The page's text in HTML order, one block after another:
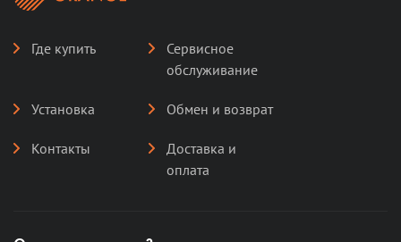
Где купить
Сервисное
обслуживание
Установка Обмен и возврат
Контакты
Доставка и
оплата